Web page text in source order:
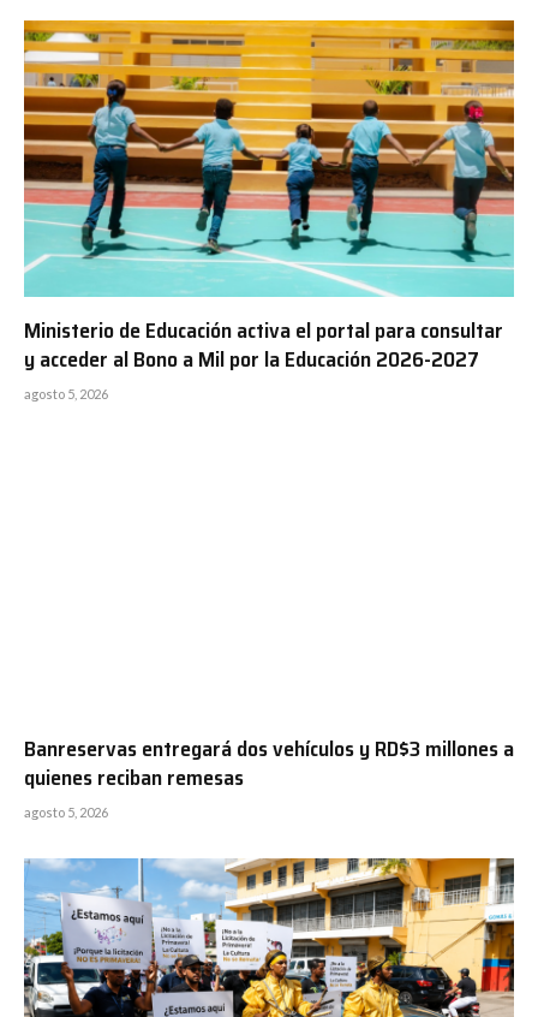
Ministerio de Educación activa el portal para consultar
y acceder al Bono a Mil por la Educación 2026-2027
agosto 5, 2026
Banreservas entregará dos vehículos y RD$3 millones a
quienes reciban remesas
agosto 5, 2026